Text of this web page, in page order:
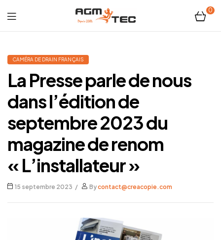
Tubicam®
XL
–
Caméra
d'inspection
Ø50
mm
0
CAMÉRA DE DRAIN FRANÇAIS
La Presse parle de nous
dans l’édition de
septembre 2023 du
magazine de renom
« L’installateur »
15 septembre 2023 Bycontact@creacopie.com